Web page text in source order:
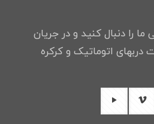
را دنبال کنید و در جریان
دربهای اتوماتیک و کرکره